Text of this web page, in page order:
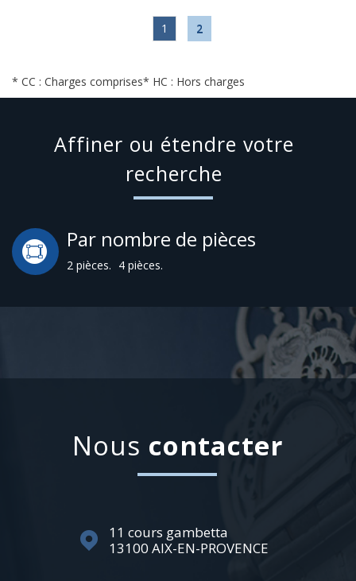
1 2
* CC : Charges comprises* HC : Hors charges
Affiner ou étendre votre
recherche
Par nombre de pièces
2 pièces. 4 pièces.
Nous contacter
11 cours gambetta
13100 AIX-EN-PROVENCE